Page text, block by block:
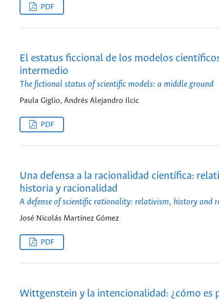
PDF
El estatus ficcional de los modelos
intermedio
The fictional status of scientific models: a middle ground
Paula Giglio, Andrés Alejandro Ilcic
PDF
Una defensa a la racionalidad científica:
historia y racionalidad
A defense of scientific rationality: relativism, history and
José Nicolás Martínez Gómez
PDF
Wittgenstein y la intencionalidad: ¿cómo es